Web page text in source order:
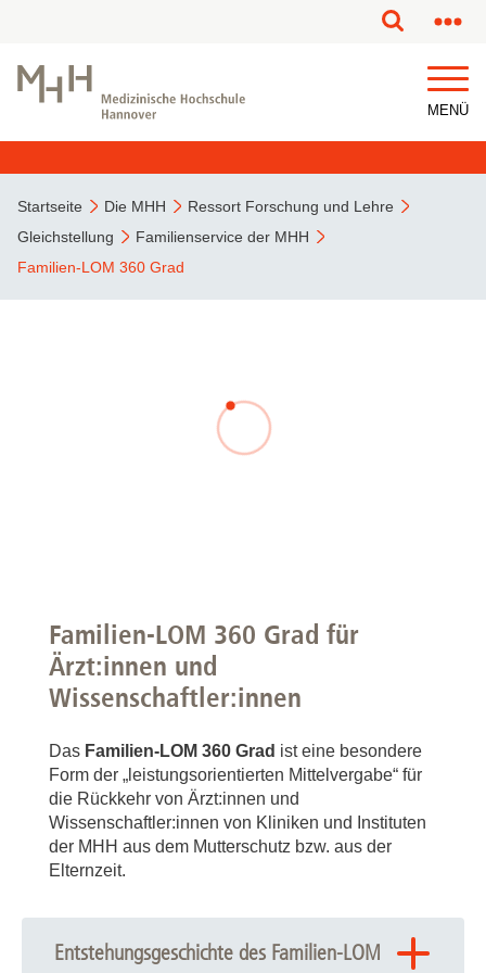
MENÜ
Startseite Die MHH
Ressort Forschung und Lehre
Gleichstellung
Familienservice der MHH
Familien-LOM 360 Grad
Familien-LOM 360 Grad für
Ärzt:innen und
Wissenschaftler:innen
Das Familien-LOM 360 Grad ist eine besondere
Form der „leistungsorientierten Mittelvergabe“ für
die Rückkehr von Ärzt:innen und
Wissenschaftler:innen von Kliniken und Instituten
der MHH aus dem Mutterschutz bzw. aus der
Elternzeit.
Entstehungsgeschichte des Familien-LOM